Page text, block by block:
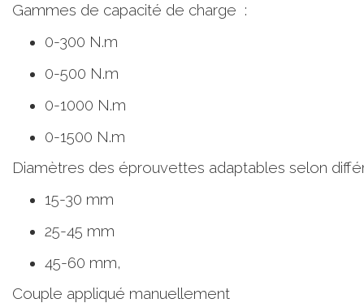
Gammes de capacité de charge ​ :
0-300 N.m ​
0-500 N.m ​
0-1000 N.m ​
0-1500 N.m
Diamètres des éprouvettes adaptables selon
15-30 mm ​
25-45 mm​
45-60 mm,​
Couple appliqué manuellement